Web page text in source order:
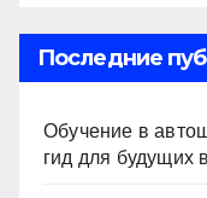
Последние
Обучение в
гид для будущих